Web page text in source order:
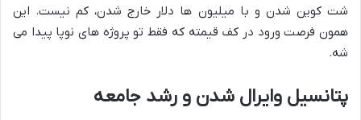
شت کوین شدن و با میلیون ها دلار خارج شدن، کم نیست. این
همون فرصت ورود در کف قیمته که فقط تو پروژه های نوپا پیدا می
شه.
پتانسیل وایرال شدن و رشد جامعه